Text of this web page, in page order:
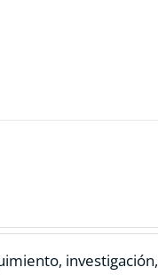
investigación,